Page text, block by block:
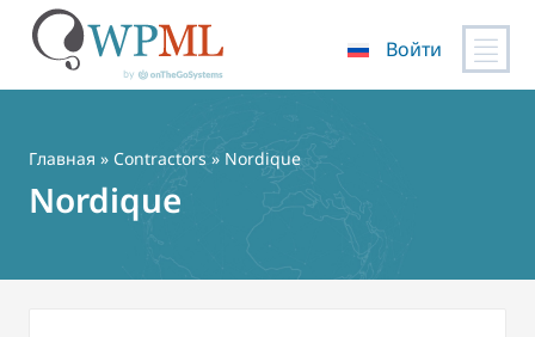
содержимому
Войти
Главная » Contractors » Nordique
Nordique